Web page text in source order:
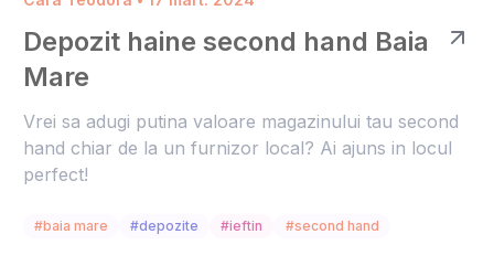
Depozit haine second hand Baia
Mare
Vrei sa adugi putina valoare magazinului tau second
hand chiar de la un furnizor local? Ai ajuns in locul
perfect!
#baia mare #depozite #ieftin #second hand